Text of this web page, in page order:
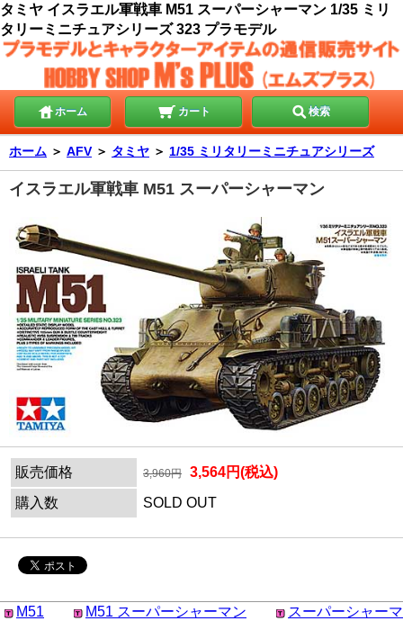
タミヤ イスラエル軍戦車 M51 スーパーシャーマン 1/35 ミリ
タリーミニチュアシリーズ 323 プラモデル
ホーム カート 検索
ホーム ＞ AFV ＞ タミヤ ＞ 1/35 ミリタリーミニチュアシリーズ
イスラエル軍戦車 M51 スーパーシャーマン
販売価格 3,960円
3,564円(税込)
購入数
SOLD OUT
M51 M51 スーパーシャーマン
スーパーシャーマ